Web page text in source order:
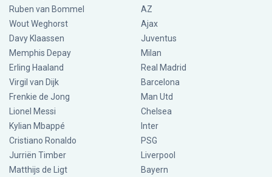
Ruben van Bommel
Wout Weghorst
Davy Klaassen
Memphis Depay
Erling Haaland
Virgil van Dijk
Frenkie de Jong
Lionel Messi
Kylian Mbappé
Cristiano Ronaldo
Jurriën Timber
Matthijs de Ligt
AZ
Ajax
Juventus
Milan
Real Madrid
Barcelona
Man Utd
Chelsea
Inter
PSG
Liverpool
Bayern